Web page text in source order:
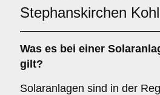
Stephanskirchen
Was es bei einer
gilt?
Solaranlagen sind in der